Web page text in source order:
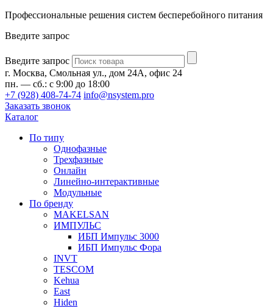
Профессиональные решения систем бесперебойного питания
Введите запрос
Введите запрос
г. Москва, Смольная ул., дом 24А, офис 24
пн. — сб.: с 9:00 до 18:00
+7 (928) 408-74-74 info@nsystem.pro
Заказать звонок
Каталог
По типу
Однофазные
Трехфазные
Онлайн
Линейно-интерактивные
Модульные
По бренду
MAKELSAN
ИМПУЛЬС
ИБП Импульс 3000
ИБП Импульс Фора
INVT
TESCOM
Kehua
East
Hiden